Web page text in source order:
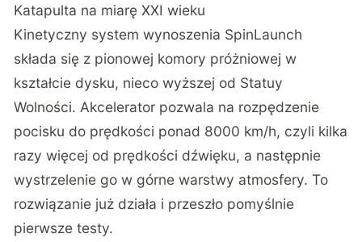
Katapulta na miarę XXI wieku
Kinetyczny system wynoszenia SpinLaunch
składa się z pionowej komory próżniowej w
kształcie dysku, nieco wyższej od Statuy
Wolności. Akcelerator pozwala na rozpędzenie
pocisku do prędkości ponad 8000 km/h, czyli kilka
razy więcej od prędkości dźwięku, a następnie
wystrzelenie go w górne warstwy atmosfery. To
rozwiązanie już działa i przeszło pomyślnie
pierwsze testy.